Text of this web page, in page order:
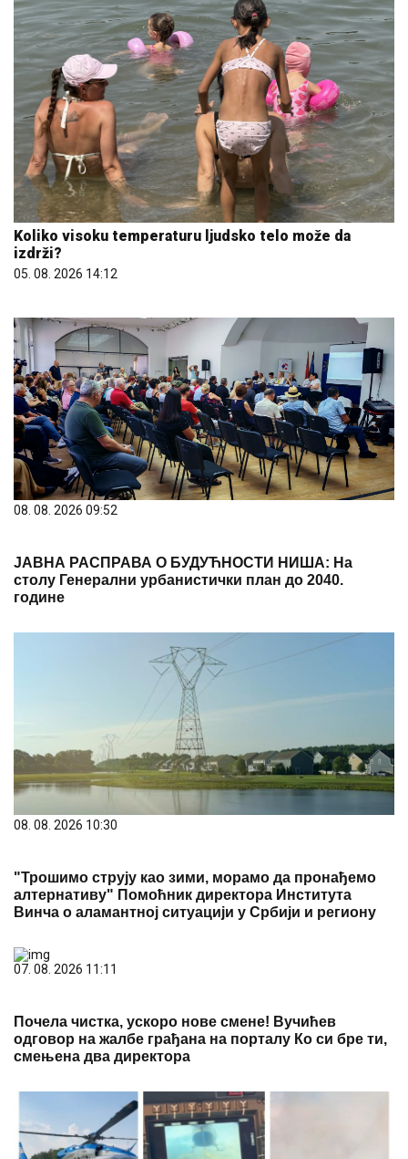
Koliko visoku temperaturu ljudsko telo može da
izdrži?
05. 08. 2026 14:12
08. 08. 2026 09:52
ЈАВНА РАСПРАВА О БУДУЋНОСТИ НИША: На
столу Генерални урбанистички план до 2040.
године
08. 08. 2026 10:30
"Трошимо струју као зими, морамо да пронађемо
алтернативу" Помоћник директора Института
Винча о аламантној ситуацији у Србији и региону
07. 08. 2026 11:11
Почела чистка, ускоро нове смене! Вучићев
одговор на жалбе грађана на порталу Ко си бре ти,
смењена два директора